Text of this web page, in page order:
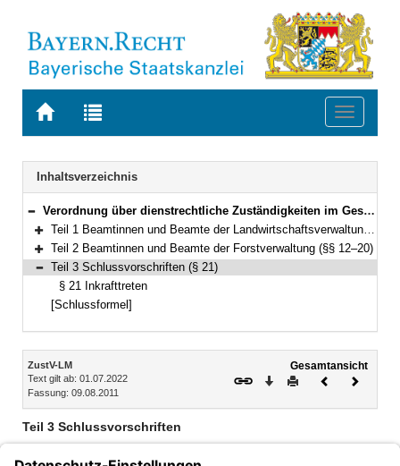
Zur
BAYERN.RECHT
Zur
letzten
Suche
Toggle
Navigation
Inhaltsverzeichnis
Bereich reduzieren
Verordnung über dienstrechtliche Zuständigkeiten im Geschäftsbereich des Bayerischen Staatsministeriums für Ernährung, Landwirtschaft, Forsten und Tourismus (ZustV-LM) Vom 9. August 2011 (GVBl. S. 443) BayRS 2030-3-7-1-L (§§ 1–21)
Bereich erweitern
Teil 1 Beamtinnen und Beamte der Landwirtschaftsverwaltung und der Verwaltung für Ländliche Entwicklung (§§ 1–11)
Bereich erweitern
Teil 2 Beamtinnen und Beamte der Forstverwaltung (§§ 12–20)
Bereich reduzieren
Teil 3 Schlussvorschriften (§ 21)
§ 21 Inkrafttreten
[Schlussformel]
Inhalt
ZustV-LM
Text gilt ab: 01.07.2022
Fassung: 09.08.2011
Gesamtansicht
Download
DruckenVorheriges
Teil 3 Schlussvorschriften